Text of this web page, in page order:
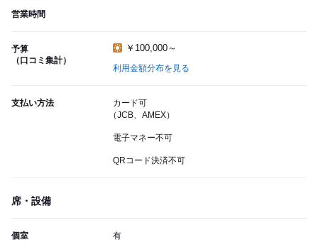
営業時間
予算
（口コミ集計）
￥100,000～
利用金額分布を見る
支払い方法
カード可
（JCB、AMEX）
電子マネー不可
QRコード決済不可
席・設備
個室 有